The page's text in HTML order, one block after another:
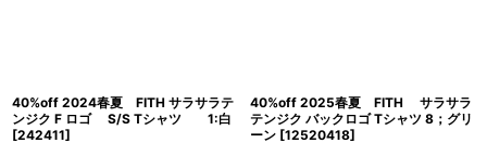
40%off 2024春夏 FITH サラサラテ
ンジク F ロゴ S/S Tシャツ 1:白
[242411]
40%off 2025春夏 FITH サラサラ
テンジク バックロゴ Tシャツ 8；グリ
ーン [12520418]